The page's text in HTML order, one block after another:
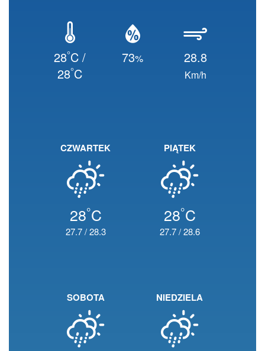
28°C /
28°C
73% 28.8
Km/h
CZWARTEK
28°C
27.7/28.3
PIĄTEK
28°C
27.7/28.6
SOBOTA NIEDZIELA